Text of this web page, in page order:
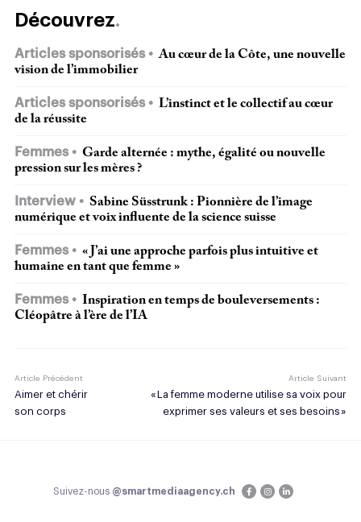
Découvrez
Articles sponsorisés
Au cœur de la Côte, une nouvelle
vision de l’immobilier
Articles sponsorisés
L’instinct et le collectif au cœur
de la réussite
Femmes
Garde alternée : mythe, égalité ou nouvelle
pression sur les mères ?
Interview
Sabine Süsstrunk : Pionnière de l’image
numérique et voix influente de la science suisse
Femmes
« J’ai une approche parfois plus intuitive et
humaine en tant que femme »
Femmes
Inspiration en temps de bouleversements :
Cléopâtre à l’ère de l’IA
Article Précédent
Aimer et chérir
son corps
Article Suivant
« La femme moderne utilise sa voix pour
exprimer ses valeurs et ses besoins »
Suivez-nous @smartmediaagency.ch